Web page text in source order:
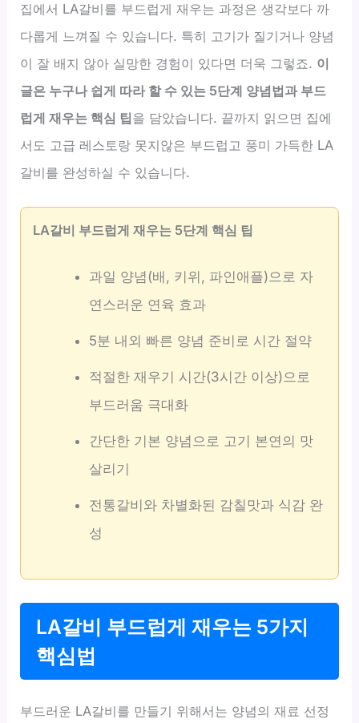
집에서 LA갈비를 부드럽게 재우는 과정은 생각보다 까
다롭게 느껴질 수 있습니다. 특히 고기가 질기거나 양념
이 잘 배지 않아 실망한 경험이 있다면 더욱 그렇죠. 이
글은 누구나 쉽게 따라 할 수 있는 5단계 양념법과 부드
럽게 재우는 핵심 팁을 담았습니다. 끝까지 읽으면 집에
서도 고급 레스토랑 못지않은 부드럽고 풍미 가득한 LA
갈비를 완성하실 수 있습니다.
LA갈비 부드럽게 재우는 5단계 핵심 팁
과일 양념(배, 키위, 파인애플)으로 자
연스러운 연육 효과
5분 내외 빠른 양념 준비로 시간 절약
적절한 재우기 시간(3시간 이상)으로
부드러움 극대화
간단한 기본 양념으로 고기 본연의 맛
살리기
전통갈비와 차별화된 감칠맛과 식감 완
성
LA갈비 부드럽게 재우는 5가지
핵심법
부드러운 LA갈비를 만들기 위해서는 양념의 재료 선정